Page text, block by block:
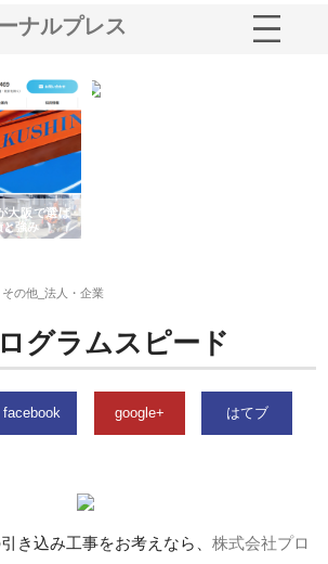
ナルプレス
津市で担う建
力と信頼性
その他_法人・企業
グラムスピード
facebook google+ はてブ
き込み工事をお考えなら、株式会社プロ